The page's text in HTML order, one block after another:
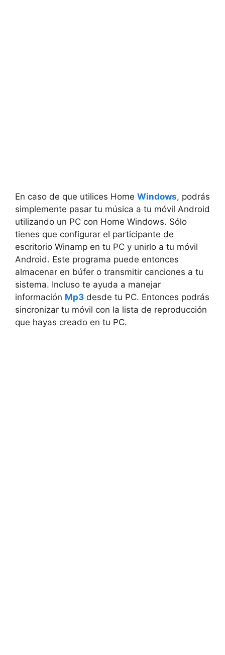
En caso de que utilices Home Windows, podrás
simplemente pasar tu música a tu móvil Android
utilizando un PC con Home Windows. Sólo
tienes que configurar el participante de
escritorio Winamp en tu PC y unirlo a tu móvil
Android. Este programa puede entonces
almacenar en búfer o transmitir canciones a tu
sistema. Incluso te ayuda a manejar
información Mp3 desde tu PC. Entonces podrás
sincronizar tu móvil con la lista de reproducción
que hayas creado en tu PC.